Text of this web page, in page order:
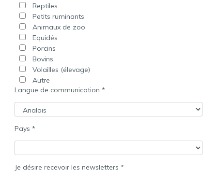
Reptiles
Petits ruminants
Animaux de zoo
Equidés
Porcins
Bovins
Volailles (élevage)
Autre
Langue de communication *
Pays *
Je désire recevoir les newsletters *